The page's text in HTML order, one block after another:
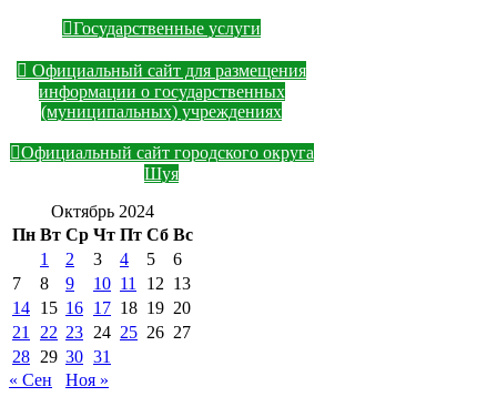
Государственные услуги
Официальный сайт для размещения
информации о государственных
(муниципальных) учреждениях
Официальный сайт городского округа
Шуя
Октябрь 2024
Пн Вт Ср Чт Пт Сб Вс
1
2 3 4 5
6
7
8 9 10 11 12 13
14 15 16 17 18 19 20
21
22 23 24 25 26 27
28 29 30 31
« Сен
Ноя »